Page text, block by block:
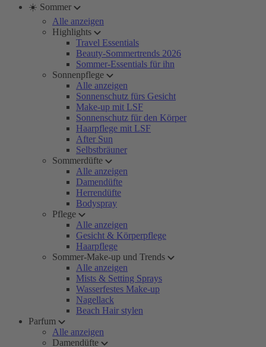
☀️ Sommer
Alle anzeigen
Highlights
Travel Essentials
Beauty-Sommertrends 2026
Sommer-Essentials für ihn
Sonnenpflege
Alle anzeigen
Sonnenschutz fürs Gesicht
Make-up mit LSF
Sonnenschutz für den Körper
Haarpflege mit LSF
After Sun
Selbstbräuner
Sommerdüfte
Alle anzeigen
Damendüfte
Herrendüfte
Bodyspray
Pflege
Alle anzeigen
Gesicht & Körperpflege
Haarpflege
Sommer-Make-up und Trends
Alle anzeigen
Mists & Setting Sprays
Wasserfestes Make-up
Nagellack
Beach Hair stylen
Parfum
Alle anzeigen
Damendüfte